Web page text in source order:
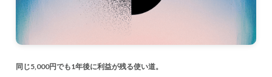
同じ5,000円でも1年後に利益が残る使い道。